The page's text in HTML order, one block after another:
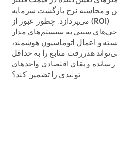
و محاسبه نرخ بازگشت سرمایه
(ROI) می‌پردازد. چطور عبور از
سنتی به سیستم‌های مدار
و اعمال اتوماسیون هوشمند،
هدررفت منابع را به حداقل
رسانده و بقای اقتصادی واحدهای
تولیدی را تضمین کند؟